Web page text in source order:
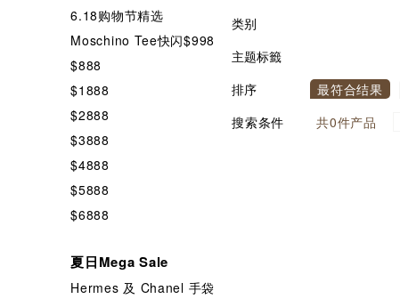
6.18购物节精选
Moschino Tee快闪$998
$888
$1888
$2888
$3888
$4888
$5888
$6888
夏日Mega Sale
Hermes 及 Chanel 手袋
类别
主题标籤
排序
最符合结果
搜索条件
共0件产品